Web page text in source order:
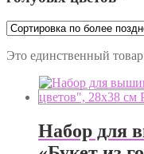
Это единственный товар
Набор для